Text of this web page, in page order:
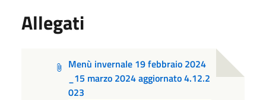
Allegati
Menù invernale 19 febbraio 2024
_15 marzo 2024 aggiornato 4.12.2
023